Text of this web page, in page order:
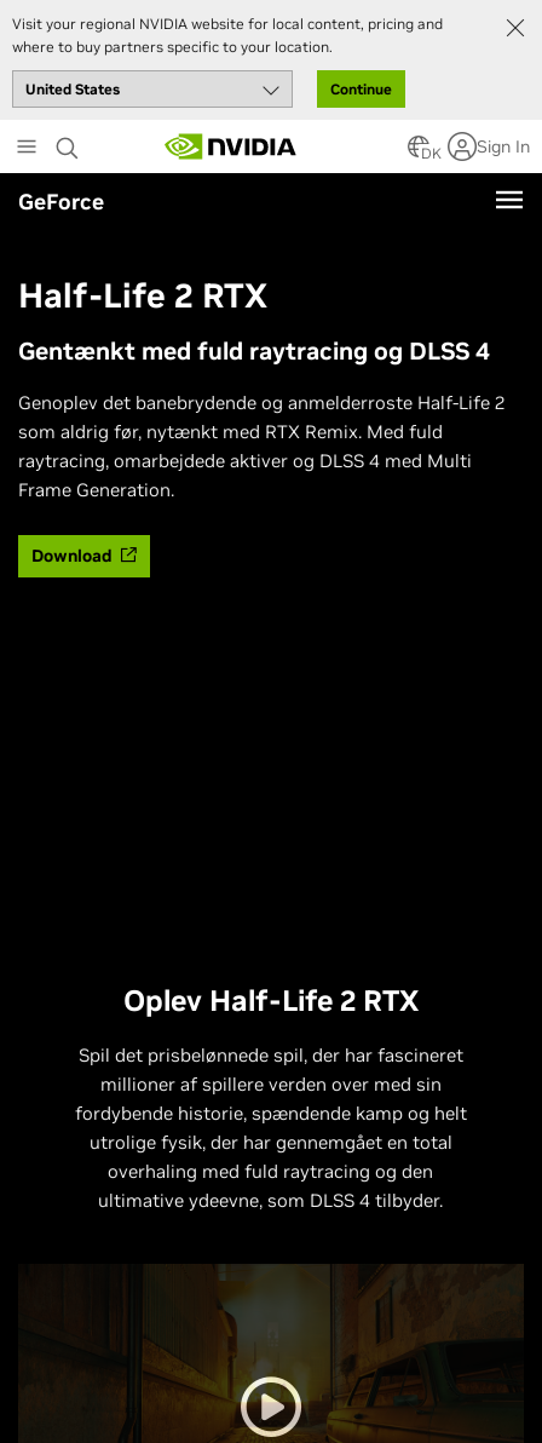
Visit your regional NVIDIA website for local content, pricing and
where to buy partners specific to your location.
Continue
to
main
content
DK Sign In
GeForce
Half-Life 2 RTX
Gentænkt med fuld raytracing og DLSS 4
Genoplev det banebrydende og anmelderroste Half-Life 2
som aldrig før, nytænkt med RTX Remix. Med fuld
raytracing, omarbejdede aktiver og DLSS 4 med Multi
Frame Generation.
Download
Oplev Half-Life 2 RTX
Spil det prisbelønnede spil, der har fascineret
millioner af spillere verden over med sin
fordybende historie, spændende kamp og helt
utrolige fysik, der har gennemgået en total
overhaling med fuld raytracing og den
ultimative ydeevne, som DLSS 4 tilbyder.